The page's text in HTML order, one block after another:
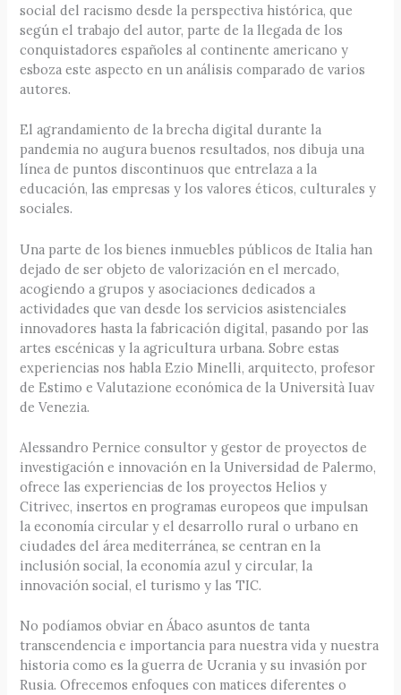
social del racismo desde la perspectiva histórica, que
según el trabajo del autor, parte de la llegada de los
conquistadores españoles al continente americano y
esboza este aspecto en un análisis comparado de varios
autores.
El agrandamiento de la brecha digital durante la
pandemia no augura buenos resultados, nos dibuja una
línea de puntos discontinuos que entrelaza a la
educación, las empresas y los valores éticos, culturales y
sociales.
Una parte de los bienes inmuebles públicos de Italia han
dejado de ser objeto de valorización en el mercado,
acogiendo a grupos y asociaciones dedicados a
actividades que van desde los servicios asistenciales
innovadores hasta la fabricación digital, pasando por las
artes escénicas y la agricultura urbana. Sobre estas
experiencias nos habla Ezio Minelli, arquitecto, profesor
de Estimo e Valutazione económica de la Università Iuav
de Venezia.
Alessandro Pernice consultor y gestor de proyectos de
investigación e innovación en la Universidad de Palermo,
ofrece las experiencias de los proyectos Helios y
Citrivec, insertos en programas europeos que impulsan
la economía circular y el desarrollo rural o urbano en
ciudades del área mediterránea, se centran en la
inclusión social, la economía azul y circular, la
innovación social, el turismo y las TIC.
No podíamos obviar en Ábaco asuntos de tanta
transcendencia e importancia para nuestra vida y nuestra
historia como es la guerra de Ucrania y su invasión por
Rusia. Ofrecemos enfoques con matices diferentes o